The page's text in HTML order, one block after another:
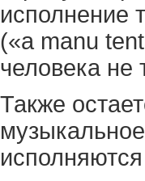
исполнение
(«a manu
человека не
Также